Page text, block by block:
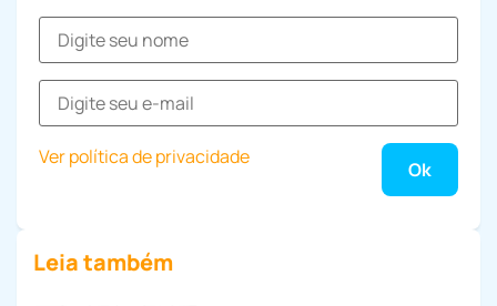
Ver política de privacidade
Leia também